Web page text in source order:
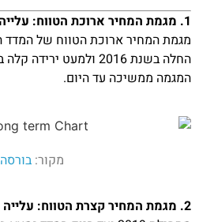
1. מגמת המחיר ארוכת הטווח: עלייה
מגמת המחיר ארוכת הטווח של המדד
המגמה ממשיכה עד היום.
מקור:
2. מגמת המחיר קצרת הטווח: עלייה